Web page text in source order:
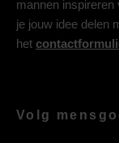
mannen
je jouw idee delen
het
Volg